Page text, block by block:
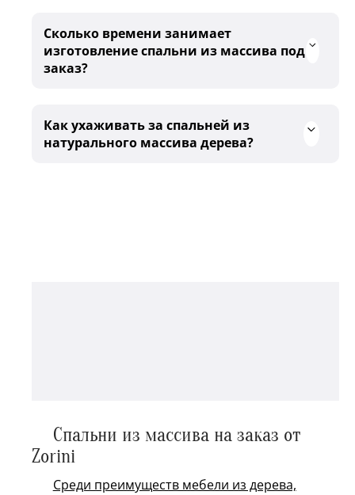
Сколько времени занимает
изготовление спальни из массива под
заказ?
Как ухаживать за спальней из
натурального массива дерева?
Спальни из массива на заказ от
Zorini
Среди преимуществ мебели из дерева,